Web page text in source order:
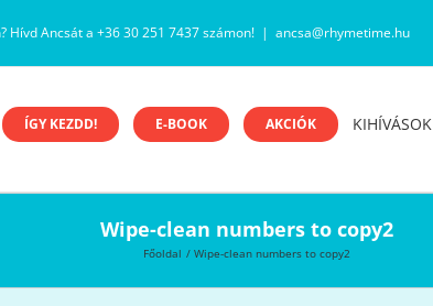
Hívd Ancsát a +36 30 251 7437 számon! | ancsa@rhymetime.hu
ÍGY KEZDD! E-BOOK AKCIÓK KIHÍVÁSOK
Wipe-clean numbers to copy2
Főoldal Wipe-clean numbers to copy2